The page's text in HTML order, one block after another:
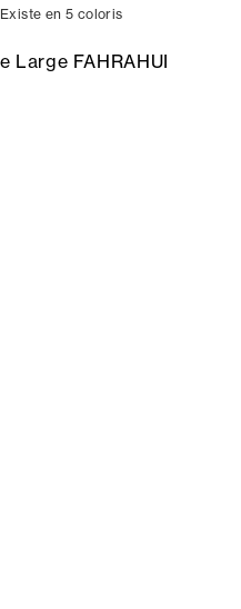
Existe en 5 coloris